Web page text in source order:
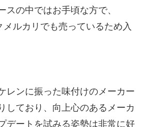
スの中ではお手頃な方で、
ルカリでも売っているため入
レンに振った味付けのメーカー
しており、向上心のあるメーカ
デートを試みる姿勢は非常に好